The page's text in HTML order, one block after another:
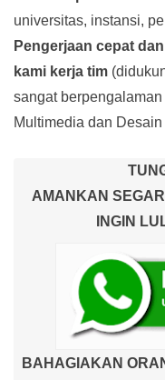
universitas, instansi,
Pengerjaan cepat
kami kerja tim
sangat
Multimedia dan
AMANKAN
INGIN
BAHAGIAKAN